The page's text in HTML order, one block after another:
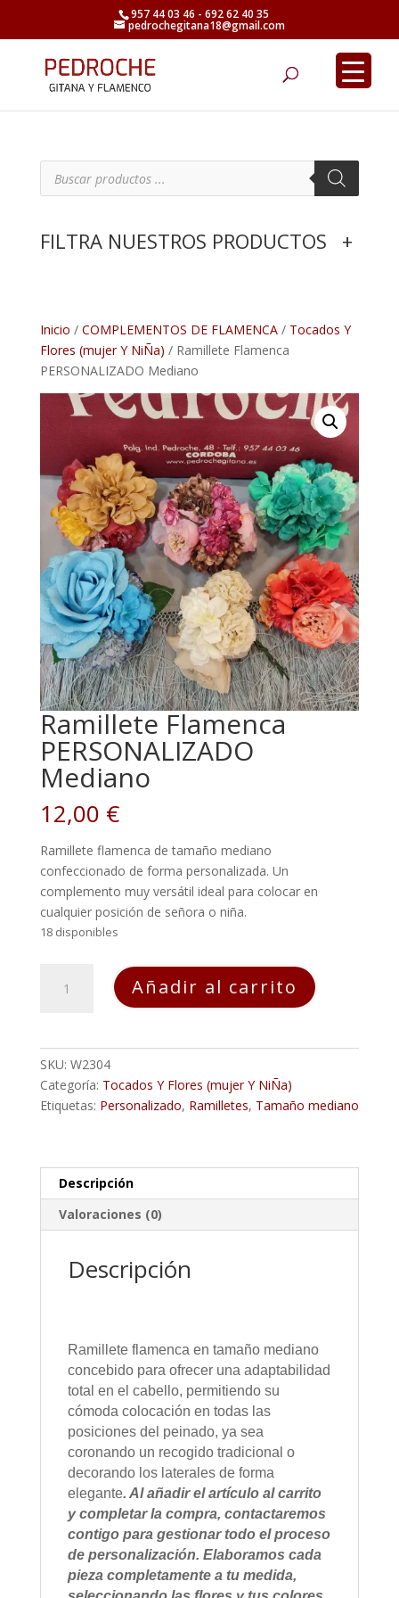
957 44 03 46 - 692 62 40 35
pedrochegitana18@gmail.com
Inicio / COMPLEMENTOS DE FLAMENCA/ Tocados Y
Flores (mujer Y NiÑa) / Ramillete Flamenca
PERSONALIZADO Mediano
Ramillete Flamenca
PERSONALIZADO
Mediano
12,00 €
Ramillete flamenca de tamaño mediano
confeccionado de forma personalizada. Un
complemento muy versátil ideal para colocar en
cualquier posición de señora o niña.
18 disponibles
Flamenca
Añadir al carrito
SKU: W2304
Categoría: Tocados Y Flores (mujer Y NiÑa)
Etiquetas: Personalizado, Ramilletes, Tamaño mediano
Descripción
Valoraciones (0)
Descripción
Ramillete flamenca en tamaño mediano
concebido para ofrecer una adaptabilidad
total en el cabello, permitiendo su
cómoda colocación en todas las
posiciones del peinado, ya sea
coronando un recogido tradicional o
decorando los laterales de forma
elegante. Al añadir el artículo al carrito
y completar la compra, contactaremos
contigo para gestionar todo el proceso
de personalización. Elaboramos cada
pieza completamente a tu medida,
B
d
a
d
u
c
t
o
s
FILTRA NUESTROS PRODUCTOS +